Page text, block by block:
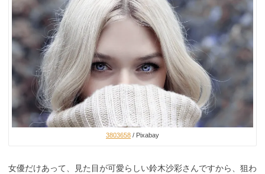
3803658 / Pixabay
女優だけあって、見た目が可愛らしい鈴木沙彩さんですから、狙わ